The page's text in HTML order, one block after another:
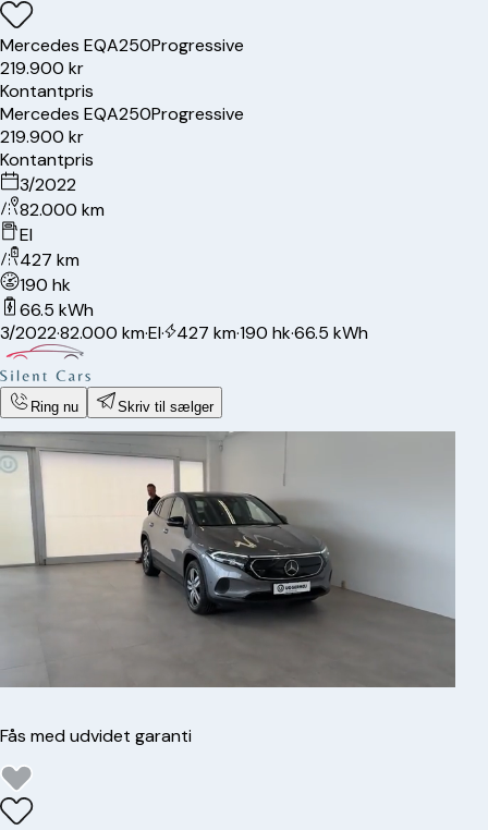
Mercedes EQA250Progressive
219.900 kr
Kontantpris
Mercedes EQA250Progressive
219.900 kr
Kontantpris
3/2022
82.000 km
El
427 km
190 hk
66.5 kWh
3/2022·82.000 km·El· 427 km·190 hk·66.5 kWh
Ring nu Skriv til sælger
Fås med udvidet garanti